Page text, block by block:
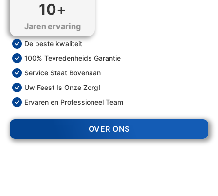
10+
Jaren ervaring
De beste kwaliteit
100% Tevredenheids Garantie
Service Staat Bovenaan
Uw Feest Is Onze Zorg!
Ervaren en Professioneel Team
OVER ONS